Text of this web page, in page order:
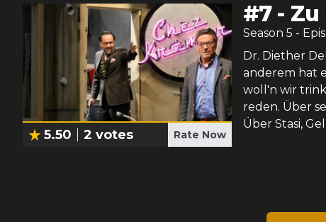
5.50 2 votes Rate Now
#7- Zu
Season 5 -
Dr. Diether
anderem hat
woll'n wir
reden. Über
Über Stasi,